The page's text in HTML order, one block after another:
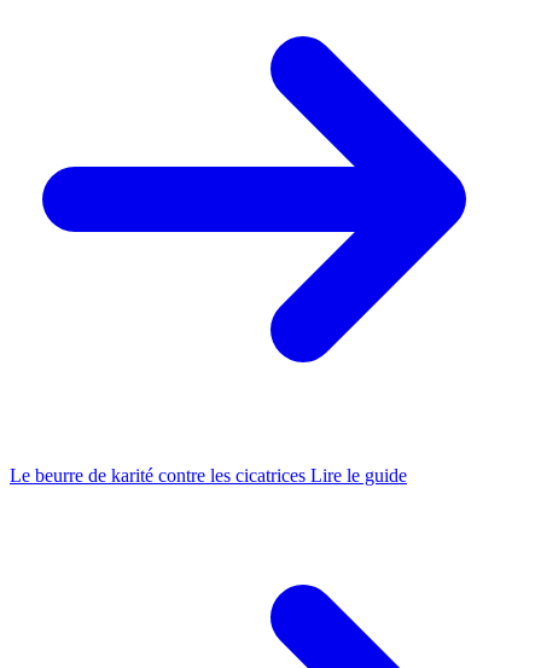
Le beurre de karité contre les cicatrices Lire le guide